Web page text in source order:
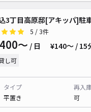
3丁目高原邸[アキッパ]駐
5 / 3件
〜 / 日 ¥140〜 / 15
し可
タイプ
平置き
再入
可